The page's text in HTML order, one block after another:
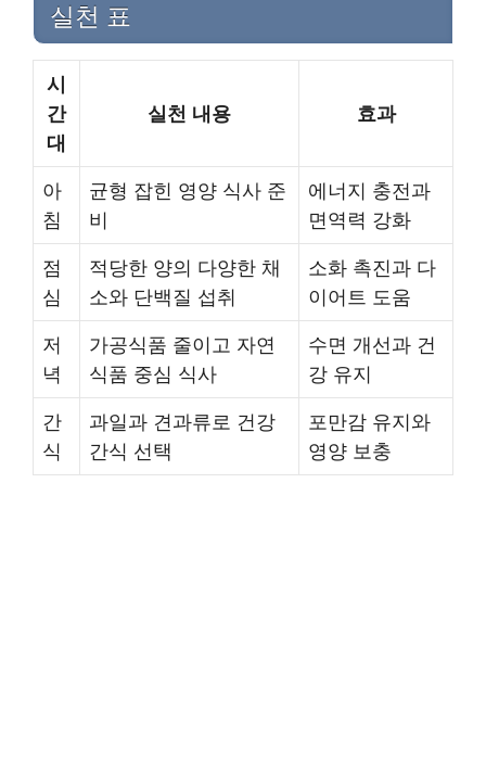
실천 표
시
간
대
실천 내용 효과
아
침
균형 잡힌 영양 식사 준
비
에너지 충전과
면역력 강화
점
심
적당한 양의 다양한 채
소와 단백질 섭취
소화 촉진과 다
이어트 도움
저
녁
가공식품 줄이고 자연
식품 중심 식사
수면 개선과 건
강 유지
간
식
과일과 견과류로 건강
간식 선택
포만감 유지와
영양 보충